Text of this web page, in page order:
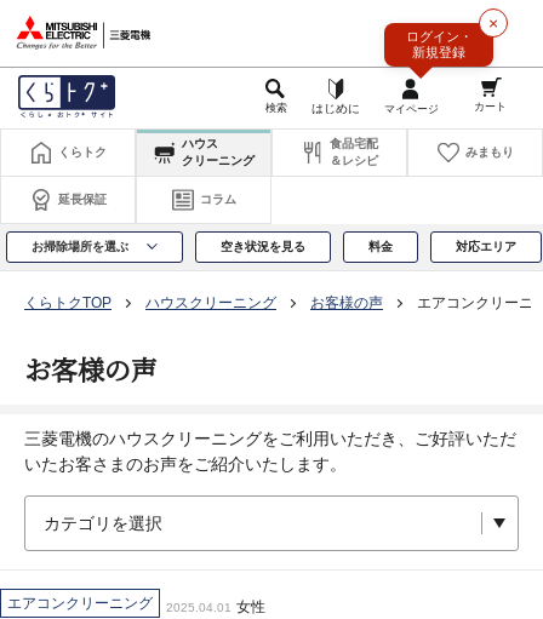
×
ログイン・
新規登録
くらトク
ハウス
クリーニング
食品宅配
＆レシピ
みまもり
延長保証 コラム
お掃除場所を選ぶ 空き状況を見る 料金 対応エリア
くらトクTOP ハウスクリーニング お客様の声 エアコンクリーニ
お客様の声
三菱電機のハウスクリーニングをご利用いただき、ご好評いただ
いたお客さまのお声をご紹介いたします。
エアコンクリーニング 2025.04.01 女性